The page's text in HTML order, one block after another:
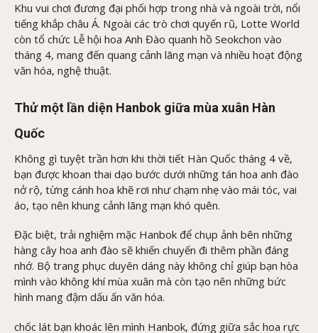
Khu vui chơi đương đại phối hợp trong nhà và ngoài trời, nổi
tiếng khắp châu Á. Ngoài các trò chơi quyến rũ, Lotte World
còn tổ chức Lễ hội hoa Anh Đào quanh hồ Seokchon vào
tháng 4, mang đến quang cảnh lãng mạn và nhiều hoạt động
văn hóa, nghệ thuật.
Thử một lần diện Hanbok giữa mùa xuân Hàn
Quốc
Không gì tuyệt trần hơn khi thời tiết Hàn Quốc tháng 4 về,
bạn được khoan thai dạo bước dưới những tán hoa anh đào
nở rộ, từng cánh hoa khẽ rơi như chạm nhẹ vào mái tóc, vai
áo, tạo nên khung cảnh lãng mạn khó quên.
Đặc biệt, trải nghiệm mặc Hanbok để chụp ảnh bên những
hàng cây hoa anh đào sẽ khiến chuyến đi thêm phần đáng
nhớ. Bộ trang phục duyên dáng này không chỉ giúp bạn hòa
mình vào không khí mùa xuân mà còn tạo nên những bức
hình mang đậm dấu ấn văn hóa.
chốc lát bạn khoác lên mình Hanbok, đứng giữa sắc hoa rực